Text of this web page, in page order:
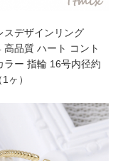
スデザインリング
高品質 ハート コント
ラー 指輪 16号内径約
ヶ）